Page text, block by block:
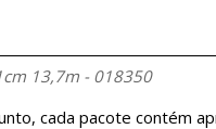
13,7m - 018350
cada pacote contém